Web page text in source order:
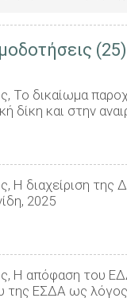
(25)
Το δικαίωμα
δίκη και στην
Η διαχείριση της
2025
Η απόφαση του
της ΕΣΔΑ ως